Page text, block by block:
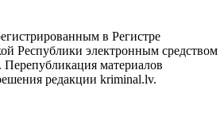
в Регистре
Республики электронным средством
материалов
редакции kriminal.lv.